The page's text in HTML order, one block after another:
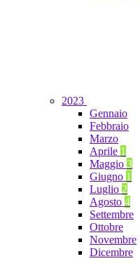
2023
Gennaio
Febbraio
Marzo
Aprile 1
Maggio 3
Giugno 1
Luglio 2
Agosto 4
Settembre
Ottobre
Novembre
Dicembre